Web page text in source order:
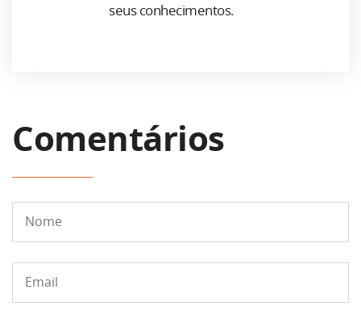
seus conhecimentos.
Comentários